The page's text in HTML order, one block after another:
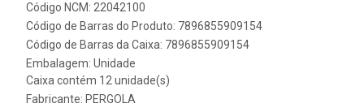
Código NCM: 22042100
Código de Barras do Produto: 7896855909154
Código de Barras da Caixa: 7896855909154
Embalagem: Unidade
Caixa contém 12 unidade(s)
Fabricante: PERGOLA